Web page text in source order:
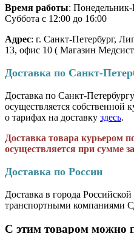
Время работы:
Суббота с 12:00 до 16:00
Адрес: г. Санкт-Петербург,
13, офис 10 ( Магазин
Доставка по Санкт-
Доставка по Санкт-
осуществляется собственной
о тарифах на доставку здесь.
Доставка товара курьером
осуществляется при сумме
Доставка по России
Доставка в города
транспортными компаниями
С этим товаром можно